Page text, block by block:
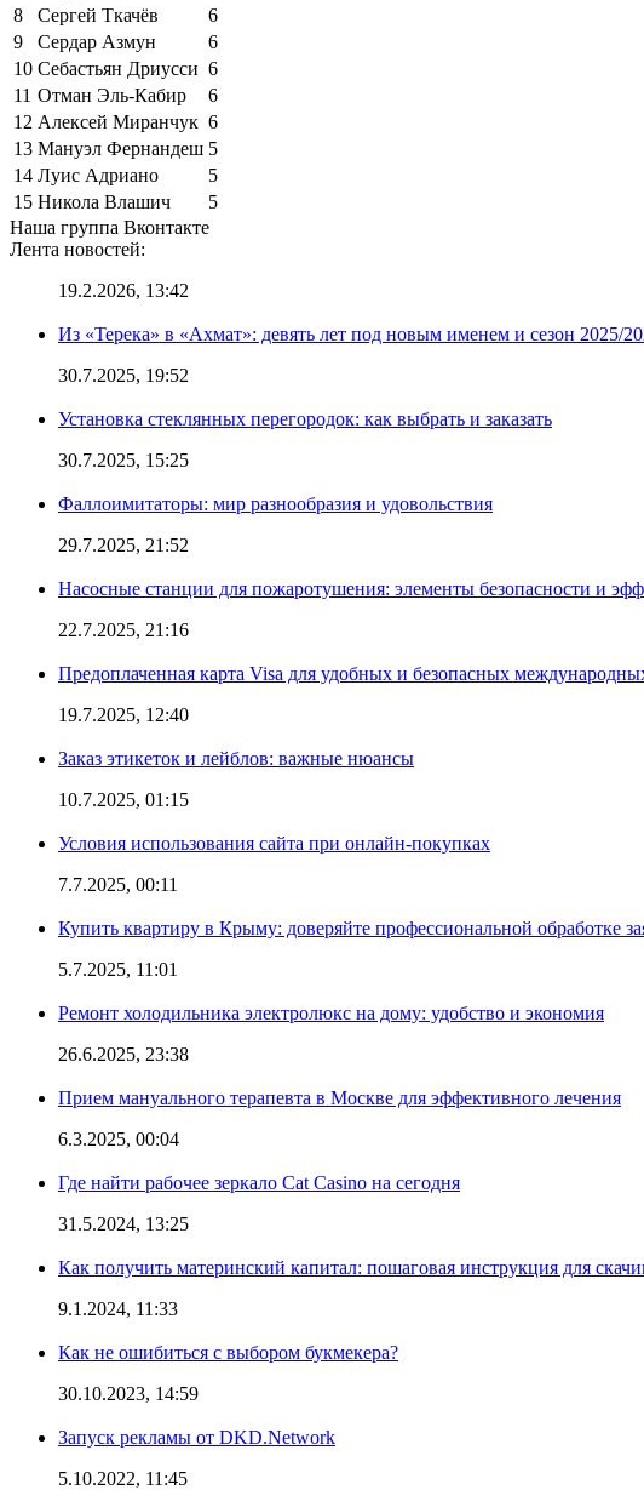
8
Сергей Ткачёв
6
9
Сердар Азмун
6
10 Себастьян Дриусси 6
11 Отман Эль-Кабир
6
12 Алексей Миранчук 6
13 Мануэл Фернандеш 5
14 Луис Адриано
5
15 Никола Влашич
5
Наша группа Вконтакте
Лента новостей:
19.2.2026, 13:42
Из «Терека» в «Ахмат»: девять лет под новым именем и сезон 2025/
30.7.2025, 19:52
Установка стеклянных перегородок: как выбрать и заказать
30.7.2025, 15:25
Фаллоимитаторы: мир разнообразия и удовольствия
29.7.2025, 21:52
Насосные станции для пожаротушения: элементы безопасности и
22.7.2025, 21:16
Предоплаченная карта Visa для удобных и безопасных
19.7.2025, 12:40
Заказ этикеток и лейблов: важные нюансы
10.7.2025, 01:15
Условия использования сайта при онлайн-покупках
7.7.2025, 00:11
Купить квартиру в Крыму: доверяйте профессиональной обработке
5.7.2025, 11:01
Ремонт холодильника электролюкс на дому: удобство и экономия
26.6.2025, 23:38
Прием мануального терапевта в Москве для эффективного лечения
6.3.2025, 00:04
Где найти рабочее зеркало Cat Casino на сегодня
31.5.2024, 13:25
Как получить материнский капитал: пошаговая инструкция для
9.1.2024, 11:33
Как не ошибиться с выбором букмекера?
30.10.2023, 14:59
Запуск рекламы от DKD.Network
5.10.2022, 11:45